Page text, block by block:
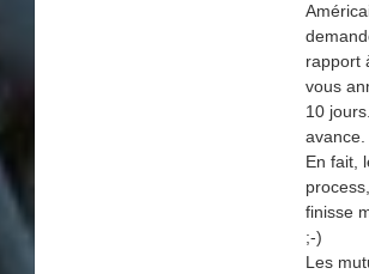
rapport
vous
10
avance.
En fait,
finisse
;-)
Les